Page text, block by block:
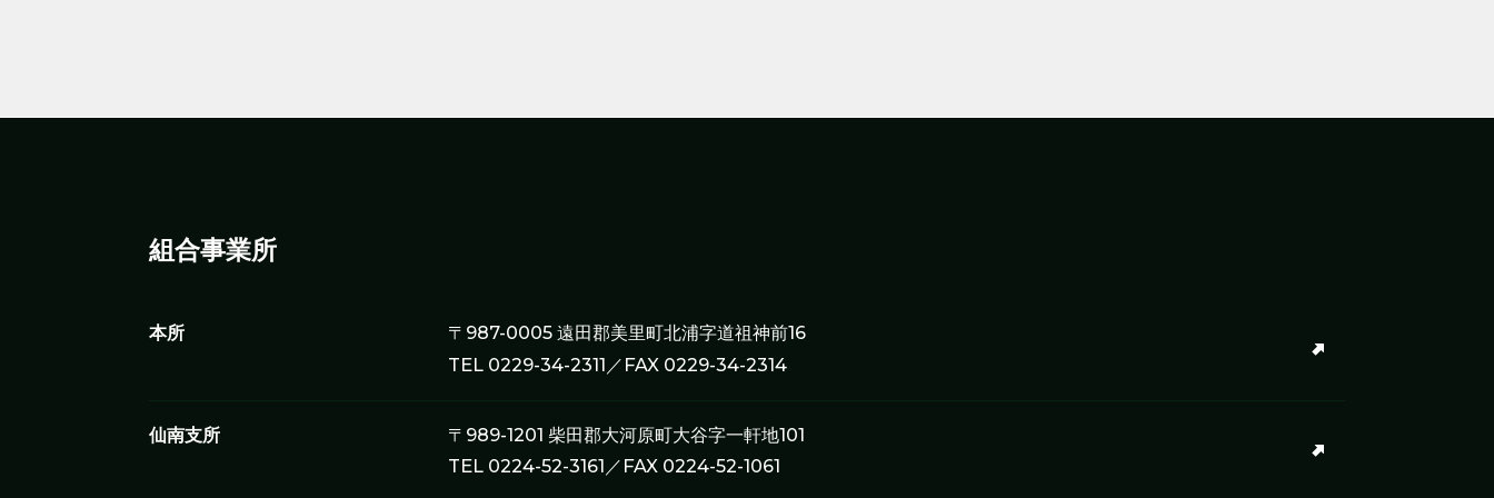
組合事業所
本所
〒987-0005 遠田郡美里町北浦字道祖神前16
TEL 0229-34-2311／FAX 0229-34-2314
仙南支所
〒989-1201 柴田郡大河原町大谷字一軒地101
TEL 0224-52-3161／FAX 0224-52-1061